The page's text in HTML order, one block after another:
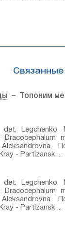
– Топоним
Legchenko,
- Partizansk ...
Legchenko,
- Partizansk ...